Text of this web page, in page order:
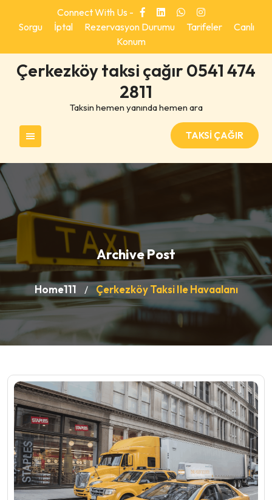
Connect With Us -
Sorgu
İptal Rezervasyon Durumu Tarifeler
Canlı
Konum
Çerkezköy taksi çağır 0541 474
2811
Taksin hemen yanında hemen ara
TAKSİ ÇAĞIR
Archive Post
Home111 / Çerkezköy Taksi Ile Havaalanı